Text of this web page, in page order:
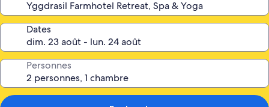
Dates
Personnes